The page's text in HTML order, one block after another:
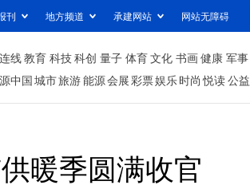
刊 地方频道 承建网站 网站无障碍
线教育 科技科创 量子 体育文化 书画健康 军事
中国城市旅游能源会展彩票娱乐时尚 悦读公益
暖季圆满收官